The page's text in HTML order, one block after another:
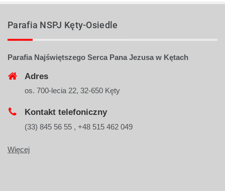
Parafia NSPJ Kęty-Osiedle
Parafia Najświętszego Serca Pana Jezusa w Kętach
Adres
os. 700-lecia 22, 32-650 Kęty
Kontakt telefoniczny
(33) 845 56 55 , +48 515 462 049
Więcej